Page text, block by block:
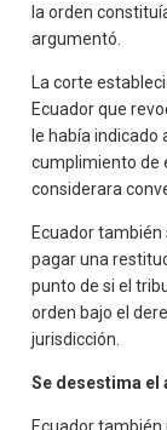
la orden
argumentó.
La corte
Ecuador que
le había indicado
cumplimiento de
considerara
Ecuador también
pagar una
punto de si el
orden bajo el
jurisdicción.
Se desestima el
Ecuador también